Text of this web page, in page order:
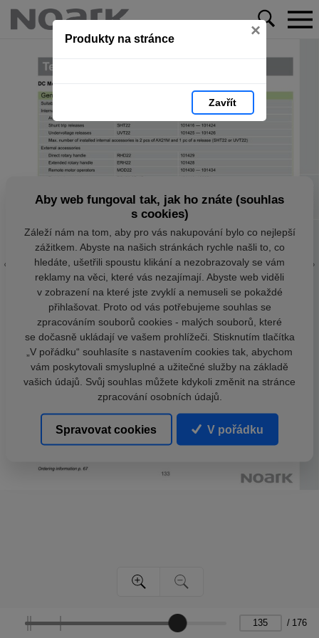
Produkty na stránce ×
Zavřít
/ 176
Aby web fungoval tak, jak ho znáte (souhlas
s cookies)
Záleží nám na tom, aby pro vás nakupování bylo co nejlepší
zážitkem. Abyste na našich stránkách rychle našli to, co
hledáte, ušetřili spoustu klikání a nezobrazovaly se vám
reklamy na věci, které vás nezajímají. Abyste web viděli
v zobrazení na které jste zvyklí a nemuseli se pokaždé
přihlašovat. Proto od vás potřebujeme souhlas se
zpracováním souborů cookies - malých souborů, které
se dočasně ukládají ve vašem prohlížeči. Stisknutím tlačítka
„V pořádku“ souhlasíte s nastavením cookies tak, abychom
vám poskytovali smysluplné a užitečné služby na základě
vašich údajů. Svůj souhlas můžete kdykoli změnit na stránce
zpracování osobních údajů.
Spravovat cookies V pořádku